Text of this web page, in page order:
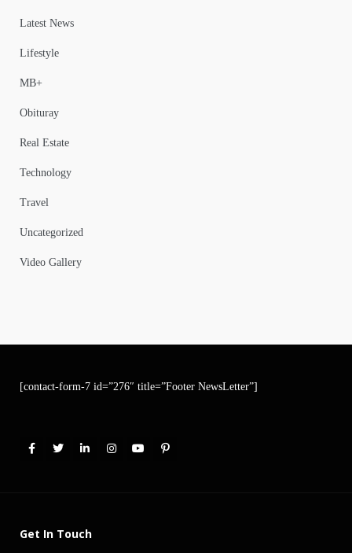
Latest News
Lifestyle
MB+
Obituray
Real Estate
Technology
Travel
Uncategorized
Video Gallery
[contact-form-7 id=”276″ title=”Footer NewsLetter”]
Get In Touch